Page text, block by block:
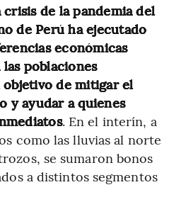
de la pandemia del
de Perú ha ejecutado
económicas
poblaciones
de mitigar el
y ayudar a quienes
. En el interín, a
como las lluvias al norte
se sumaron bonos
a distintos segmentos